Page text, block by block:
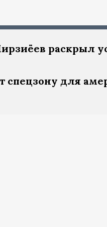
раскрыл
спецзону для